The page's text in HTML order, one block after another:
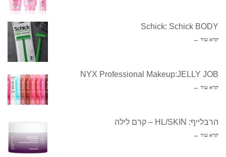
Schick: Schick BODY
קרא עוד ←
NYX Professional Makeup:JELLY JOB
קרא עוד ←
הרבלייף: HL/SKIN – קרם לילה
קרא עוד ←